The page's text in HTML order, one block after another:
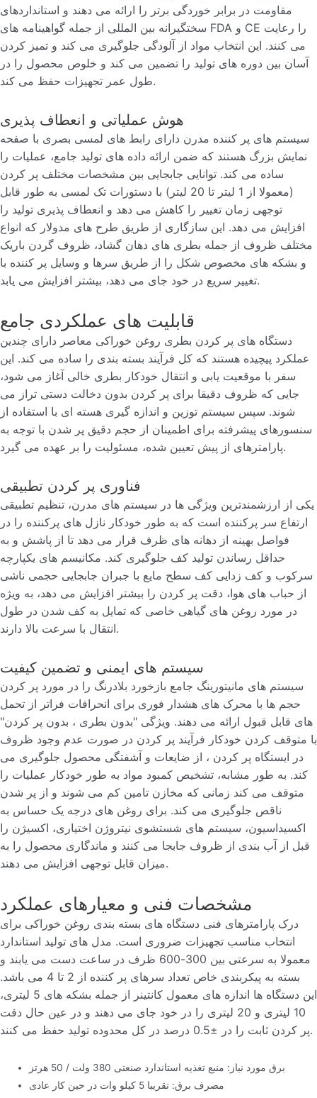
مقاومت در برابر خوردگی برتر را ارائه می دهند و استانداردهای
سختگیرانه بین المللی از جمله گواهینامه های FDA و CE را رعایت
می کنند. این انتخاب مواد از آلودگی جلوگیری می کند و تمیز کردن
آسان بین دوره های تولید را تضمین می کند و خلوص محصول را در
طول عمر تجهیزات حفظ می کند.
هوش عملیاتی و انعطاف پذیری
سیستم های پر کننده مدرن دارای رابط های لمسی بصری با صفحه
نمایش بزرگ هستند که ضمن ارائه داده های تولید جامع، عملیات را
ساده می کند. توانایی جابجایی بین مشخصات مختلف پر کردن
(معمولا از 1 لیتر تا 20 لیتر) با دستورات تک لمسی به طور قابل
توجهی زمان تغییر را کاهش می دهد و انعطاف پذیری تولید را
افزایش می دهد. این سازگاری از طریق طرح های مدولار که انواع
مختلف ظروف از جمله بطری های دهان گشاد، ظروف گردن باریک
و بشکه های مخصوص شکل را از طریق سرها و وسایل پر کننده با
تغییر سریع در خود جای می دهد، بیشتر افزایش می یابد.
قابلیت های عملکردی جامع
دستگاه های پر کردن بطری روغن خوراکی معاصر دارای چندین
عملکرد پیچیده هستند که کل فرآیند بسته بندی را ساده می کند. این
سفر با موقعیت یابی و انتقال خودکار بطری خالی آغاز می شود،
جایی که ظروف دقیقا برای پر کردن بدون دخالت دستی تراز می
شوند. سپس سیستم توزین و اندازه گیری هسته ای با استفاده از
سنسورهای پیشرفته برای اطمینان از حجم دقیق پر شدن با توجه به
پارامترهای از پیش تعیین شده، مسئولیت را بر عهده می گیرد.
فناوری پر کردن تطبیقی
یکی از ارزشمندترین ویژگی ها در سیستم های مدرن، تنظیم تطبیقی
ارتفاع سر پرکننده است که به طور خودکار نازل های پرکننده را در
فواصل بهینه از دهانه های ظرف قرار می دهد تا از پاشش و به
حداقل رساندن تولید کف جلوگیری کند. مکانیسم های یکپارچه
سرکوب و کف زدایی کف سطح مایع با جبران جابجایی حجمی ناشی
از حباب های هوا، دقت پر کردن را بیشتر افزایش می دهد، به ویژه
در مورد روغن های گیاهی خاصی که تمایل به کف شدن در طول
انتقال با سرعت بالا دارند.
سیستم های ایمنی و تضمین کیفیت
سیستم های مانیتورینگ جامع بازخورد بلادرنگ را در مورد پر کردن
حجم ها با محرک های هشدار فوری برای انحرافات فراتر از تحمل
های قابل قبول ارائه می دهند. ویژگی "بدون بطری ، بدون پر کردن"
با متوقف کردن خودکار فرآیند پر کردن در صورت عدم وجود ظروف
در ایستگاه پر کردن ، از ضایعات و آشفتگی محصول جلوگیری می
کند. به طور مشابه، تشخیص کمبود مواد به طور خودکار عملیات را
متوقف می کند زمانی که مخازن تامین کم می شوند و از پر شدن
ناقص جلوگیری می کند. برای روغن های درجه یک حساس به
اکسیداسیون، سیستم های شستشوی نیتروژن اختیاری، اکسیژن را
قبل از آب بندی از ظروف جابجا می کنند و ماندگاری محصول را به
میزان قابل توجهی افزایش می دهند.
مشخصات فنی و معیارهای عملکرد
درک پارامترهای فنی دستگاه های بسته بندی روغن خوراکی برای
انتخاب مناسب تجهیزات ضروری است. مدل های تولید استاندارد
معمولا به سرعتی بین 300-600 ظرف در ساعت دست می یابند و
بسته به پیکربندی خاص تعداد سرهای پر کننده از 2 تا 4 می باشد.
این دستگاه ها اندازه های معمول کانتینر از جمله بشکه های 5 لیتری،
10 لیتری و 20 لیتری را در خود جای می دهند و در عین حال دقت
پر کردن ثابت را در ±0.5 درصد در کل محدوده تولید حفظ می کنند.
برق مورد نیاز: منبع تغذیه استاندارد صنعتی 380 ولت / 50 هرتز
مصرف برق: تقریبا 5 کیلو وات در حین کار عادی